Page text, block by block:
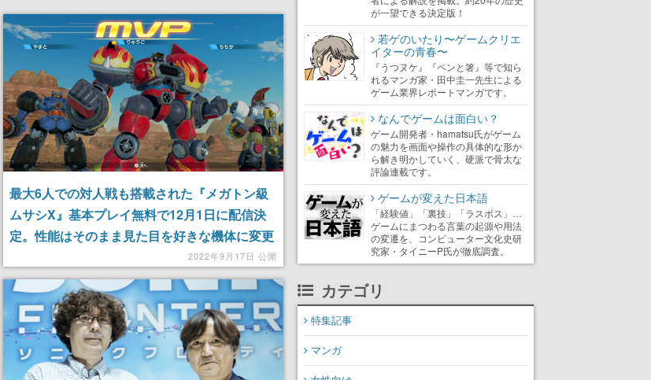
最大6人での対人戦も搭載された『メガトン級
ムサシX』基本プレイ無料で12月1日に配信決
定。性能はそのまま見た目を好きな機体に変更
2022年9月17日 公開
が一望できる決定版！
若ゲのいたり〜ゲームクリエ
イターの青春〜
『うつヌケ』『ペンと箸』等で知ら
れるマンガ家・田中圭一先生による
ゲーム業界レポートマンガです。
なんでゲームは面白い？
ゲーム開発者・hamatsu氏がゲーム
の魅力を画面や操作の具体的な形か
ら解き明かしていく、硬派で骨太な
評論連載です。
ゲームが変えた日本語
「経験値」「裏技」「ラスボス」…
ゲームにまつわる言葉の起源や用法
の変遷を、コンピューター文化史研
究家・タイニーP氏が徹底調査。
カテゴリ
特集記事
マンガ